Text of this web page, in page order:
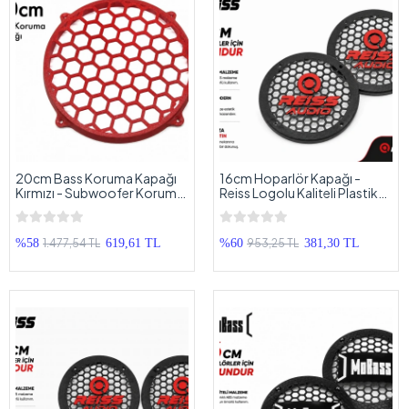
20cm Bass Koruma Kapağı
Kırmızı - Subwoofer Koruma
Kapağı 20cm - 1 Adet
%58 1.477,54 TL 619,61 TL
16cm Hoparlör Kapağı -
Reiss Logolu Kaliteli Plastik
Midrange Hoparlör Kapak 16
cm - 2 Adet
%60 953,25 TL 381,30 TL